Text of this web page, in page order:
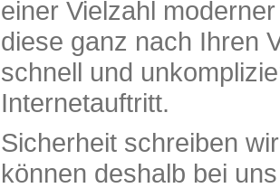
einer Vielzahl
diese ganz nach Ihren
schnell und
Internetauftritt.
Sicherheit schreiben
können deshalb bei